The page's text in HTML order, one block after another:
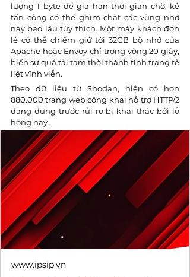
lượng 1 byte để gia hạn thời gian chờ, kẻ
tấn công có thể ghìm chặt các vùng nhớ
này bao lâu tùy thích. Một máy khách đơn
lẻ có thể chiếm giữ tới 32GB bộ nhớ của
Apache hoặc Envoy chỉ trong vòng 20 giây,
biến sự quá tải tạm thời thành tình trạng tê
liệt vĩnh viễn.
Theo dữ liệu từ Shodan, hiện có hơn
880.000 trang web công khai hỗ trợ HTTP/2
đang đứng trước rủi ro bị khai thác bởi lỗ
hổng này.
www.ipsip.vn